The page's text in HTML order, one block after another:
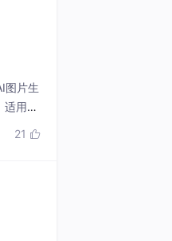
图片生
用于
21 